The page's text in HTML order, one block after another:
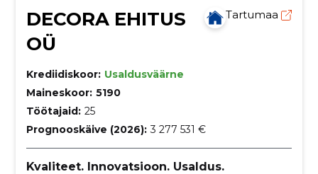
DECORA EHITUS
OÜ
Tartumaa
Krediidiskoor: Usaldusväärne
Maineskoor: 5190
Töötajaid: 25
Prognooskäive (2026): 3 277 531 €
Kvaliteet. Innovatsioon. Usaldus.